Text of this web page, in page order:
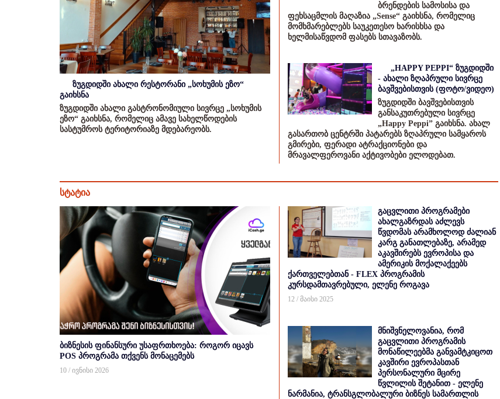
ზუგდიდში ახალი რესტორანი „სოხუმის ეზო“
გაიხსნა
ზუგდიდში ახალი გასტრონომიული სივრცე „სოხუმის
ეზო“ გაიხსნა, რომელიც ამავე სახელწოდების
სასტუმროს ტერიტორიაზე მდებარეობს.
ბრენდების სამოსისა და
ფეხსაცმლის მაღაზია „Sense“ გაიხსნა, რომელიც
მომხმარებლებს საუკეთესო ხარისხსა და
ხელმისაწვდომ ფასებს სთავაზობს.
„HAPPY PEPPI“ ზუგდიდში
- ახალი ზღაპრული სივრცე
ბავშვებისთვის (ფოტო/ვიდეო)
ზუგდიდში ბავშვებისთვის
განსაკუთრებული სივრცე
„Happy Peppi” გაიხსნა. ახალ
გასართობ ცენტრში პატარებს ზღაპრული სამყაროს
გმირები, ფერადი ატრაქციონები და
მრავალფეროვანი აქტივობები ელოდებათ.
სტატია
ბიზნესის ფინანსური უსაფრთხოება: როგორ იცავს
POS პროგრამა თქვენს მონაცემებს
10 / ივნისი 2026
გაცვლითი პროგრამები
ახალგაზრდას აძლევს
წვდომას არამხოლოდ ძალიან
კარგ განათლებაზე, არამედ
აკავშირებს ევროპისა და
ამერიკის მოქალაქეებს
ქართველებთან - FLEX პროგრამის
კურსდამთავრებული, ელენე როგავა
12 / მაისი 2025
მნიშვნელოვანია, რომ
გაცვლითი პროგრამის
მონაწილეებმა განვამტკიცოთ
კავშირი ევროპასთან
პერსონალური მცირე
წვლილის შეტანით - ელენე
ნარმანია, ტრანსგლობალური ბიზნეს სამართლის